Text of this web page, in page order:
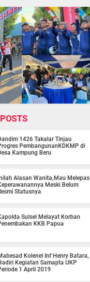
1426 Takalar Tinjau
PembangunanKDKMP di
Kampung Beru
Alasan Wanita,Mau Melepas
Meski Belum
Statusnya
Sulsel Melayat Korban
KKB Papua
Kolenel Inf Henry Batara,
Kegiatan Samapta UKP
1 April 2019